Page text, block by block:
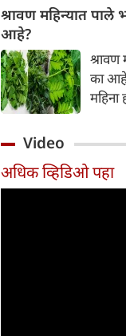
आणि
श्रावण महिन्यात पाले
आहे?
श्रावण
का
महिना
पालन
Video
अधिक व्हिडिओ पहा